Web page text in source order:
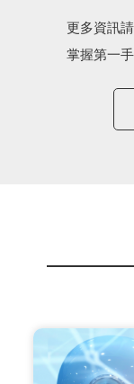
更多資訊
掌握第一